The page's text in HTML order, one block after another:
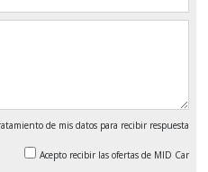
de mis datos para recibir respuesta
Acepto recibir las ofertas de MID Car